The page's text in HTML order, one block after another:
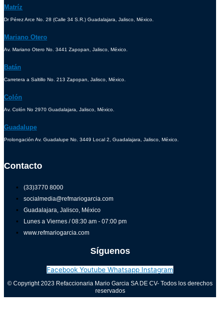
Matríz
Dr Pérez Arce No. 28 (Calle 34 S.R.) Guadalajara, Jalisco, México.
Mariano Otero
Av. Mariano Otero No. 3441 Zapopan, Jalisco, México.
Batán
Carretera a Saltillo No. 213 Zapopan, Jalisco, México.
Colón
Av. Colón No 2970 Guadalajara, Jalisco, México.
Guadalupe
Prolongación Av. Guadalupe No. 3449 Local 2, Guadalajara, Jalisco, México.
Contacto
(33)3770 8000
socialmedia@refmariogarcia.com
Guadalajara, Jalisco, México
Lunes a Viernes / 08:30 am - 07:00 pm
www.refmariogarcia.com
Síguenos
Facebook Youtube Whatsapp Instagram
© Copyright 2023 Refaccionaria Mario Garcia SA DE CV- Todos los derechos
reservados